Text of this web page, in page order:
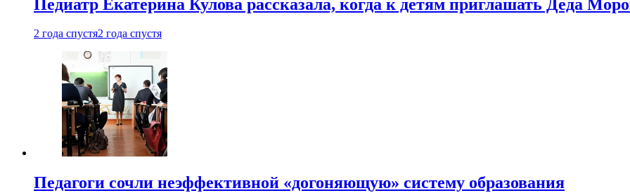
Педиатр Екатерина Кулова рассказала, когда к детям приглашать Деда
2 года спустя2 года спустя
Педагоги сочли неэффективной «догоняющую» систему образования